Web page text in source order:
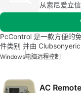
从索尼爱立
PcControl 是一款方便的
件类别 并由
Windows电脑远程控制
AC